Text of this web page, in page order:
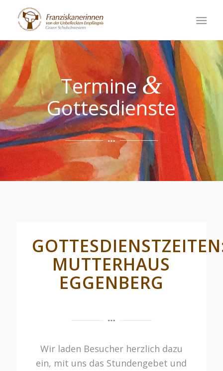
Termine&
Gottesdienste
MUTTERHAUS
EGGENBERG
Wir laden Besucher herzlich dazu
ein, mit uns das Stundengebet und